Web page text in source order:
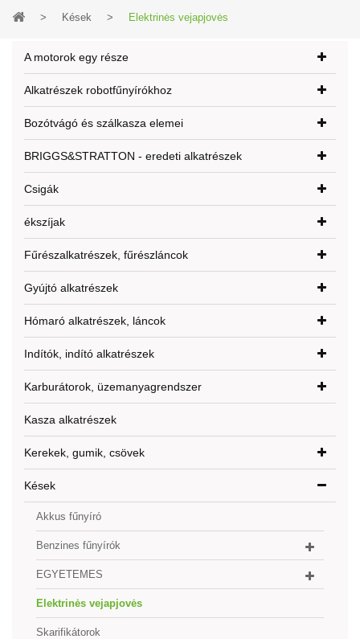
> Kések > Elektrinės vejapjovės
A motorok egy része
Alkatrészek robotfűnyírókhoz
Bozótvágó és szálkasza elemei
BRIGGS&STRATTON - eredeti alkatrészek
Csigák
ékszíjak
Fűrészalkatrészek, fűrészláncok
Gyújtó alkatrészek
Hómaró alkatrészek, láncok
Indítók, indító alkatrészek
Karburátorok, üzemanyagrendszer
Kasza alkatrészek
Kerekek, gumik, csövek
Kések
Akkus fűnyíró
Benzines fűnyírók
EGYETEMES
Elektrinės vejapjovės
Skarifikátorok